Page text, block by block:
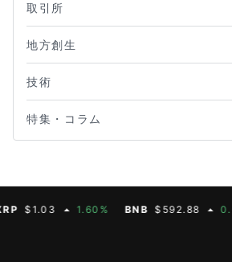
取引所
地方創生
技術
特集・コラム
$1.03 1.60% BNB $592.88